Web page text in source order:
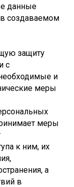
данные
создаваемом
защиту
с
и
меры
меры
к ним, их
а
в